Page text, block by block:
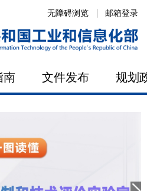
邮箱登录
无障碍浏览
南 文件发布 规划